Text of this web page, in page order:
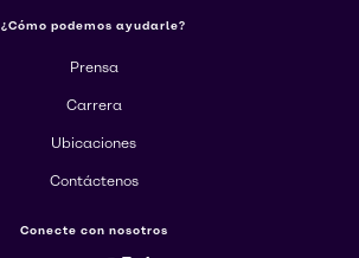
¿Cómo podemos ayudarle?
Prensa
Carrera
Ubicaciones
Contáctenos
Conecte con nosotros